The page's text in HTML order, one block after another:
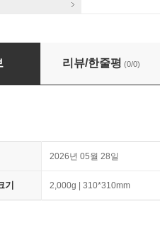
WAVE [LP]
리뷰/한줄평 (0/0)
2026년 05월 28일
기 2,000g | 310*310mm